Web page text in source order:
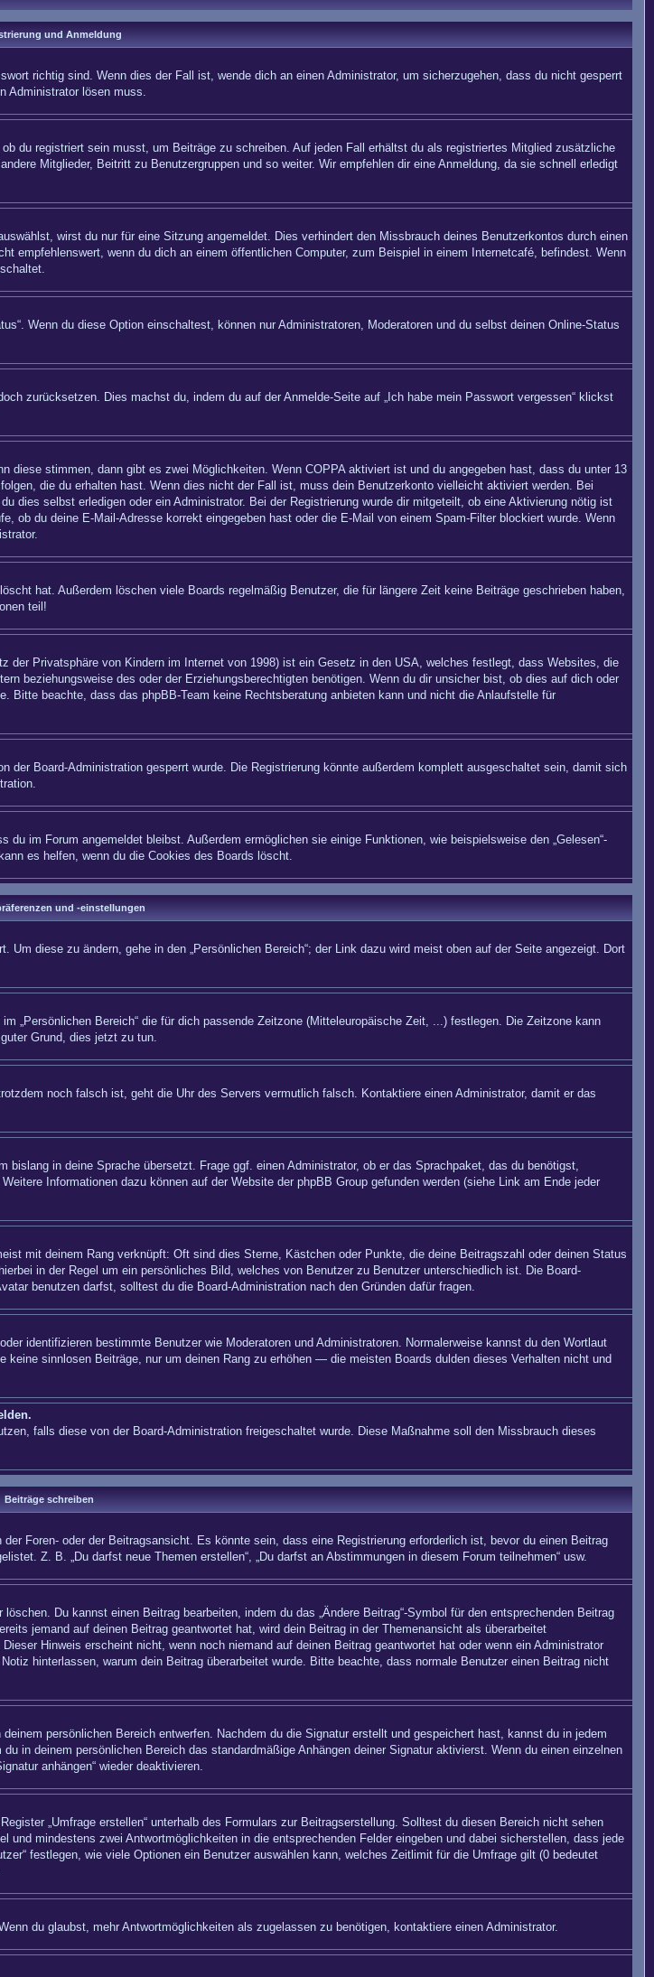
und Anmeldung
richtig sind. Wenn dies der Fall ist, wende dich an einen Administrator, um sicherzugehen, dass du nicht gesperrt
Administrator lösen muss.
du registriert sein musst, um Beiträge zu schreiben. Auf jeden Fall erhältst du als registriertes Mitglied zusätzliche
Mitglieder, Beitritt zu Benutzergruppen und so weiter. Wir empfehlen dir eine Anmeldung, da sie schnell erledigt
wirst du nur für eine Sitzung angemeldet. Dies verhindert den Missbrauch deines Benutzerkontos durch einen
empfehlenswert, wenn du dich an einem öffentlichen Computer, zum Beispiel in einem Internetcafé, befindest. Wenn
Wenn du diese Option einschaltest, können nur Administratoren, Moderatoren und du selbst deinen Online-Status
zurücksetzen. Dies machst du, indem du auf der Anmelde-Seite auf „Ich habe mein Passwort vergessen“ klickst
diese stimmen, dann gibt es zwei Möglichkeiten. Wenn COPPAaktiviert ist und du angegeben hast, dass du unter 13
die du erhalten hast. Wenn dies nicht der Fall ist, muss dein Benutzerkonto vielleicht aktiviert werden. Bei
dies selbst erledigen oder ein Administrator. Bei der Registrierung wurde dir mitgeteilt, ob eine Aktivierung nötig ist
ob du deine E-Mail-Adresse korrekt eingegeben hast oder die E-Mail von einem Spam-Filter blockiert wurde. Wenn
hat. Außerdem löschen viele Boards regelmäßig Benutzer, die für längere Zeit keine Beiträge geschrieben haben,
teil!
Privatsphäre von Kindern im Internet von 1998) ist ein Gesetz in den USA, welches festlegt, dass Websites, die
beziehungsweise des oder der Erziehungsberechtigten benötigen. Wenn du dir unsicher bist, ob dies auf dich oder
beachte, dass das phpBB-Team keine Rechtsberatung anbieten kann und nicht die Anlaufstelle für
Board-Administration gesperrt wurde. Die Registrierung könnte außerdem komplett ausgeschaltet sein, damit sich
im Forum angemeldet bleibst. Außerdem ermöglichen sie einige Funktionen, wie beispielsweise den „Gelesen“-
es helfen, wenn du die Cookies des Boards löscht.
und -einstellungen
diese zu ändern, gehe in den „Persönlichen Bereich“; der Link dazu wird meist oben auf der Seite angezeigt. Dort
„Persönlichen Bereich“ die für dich passende Zeitzone (Mitteleuropäische Zeit, ...) festlegen. Die Zeitzone kann
Grund, dies jetzt zu tun.
noch falsch ist, geht die Uhr des Servers vermutlich falsch. Kontaktiere einen Administrator, damit er das
in deine Sprache übersetzt. Frage ggf. einen Administrator, ob er das Sprachpaket, das du benötigst,
Informationen dazu können auf der Website der phpBB Group gefunden werden (siehe Link am Ende jeder
mit deinem Rang verknüpft: Oft sind dies Sterne, Kästchen oder Punkte, die deine Beitragszahl oder deinen Status
in der Regel um ein persönliches Bild, welches von Benutzer zu Benutzer unterschiedlich ist. Die Board-
benutzen darfst, solltest du die Board-Administration nach den Gründen dafür fragen.
identifizieren bestimmte Benutzer wie Moderatoren und Administratoren. Normalerweise kannst du den Wortlaut
sinnlosen Beiträge, nur um deinen Rang zu erhöhen — die meisten Boards dulden dieses Verhalten nicht und
falls diese von der Board-Administration freigeschaltet wurde. Diese Maßnahme soll den Missbrauch dieses
Beiträge schreiben
Foren- oder der Beitragsansicht. Es könnte sein, dass eine Registrierung erforderlich ist, bevor du einen Beitrag
Z. B. „Du darfst neue Themen erstellen“, „Du darfst an Abstimmungen in diesem Forum teilnehmen“ usw.
Du kannst einen Beitrag bearbeiten, indem du das „Ändere Beitrag“-Symbol für den entsprechenden Beitrag
jemand auf deinen Beitrag geantwortet hat, wird dein Beitrag in der Themenansicht als überarbeitet
Hinweis erscheint nicht, wenn noch niemand auf deinen Beitrag geantwortet hat oder wenn ein Administrator
hinterlassen, warum dein Beitrag überarbeitet wurde. Bitte beachte, dass normale Benutzer einen Beitrag nicht
persönlichen Bereich entwerfen. Nachdem du die Signatur erstellt und gespeichert hast, kannst du in jedem
in deinem persönlichen Bereich das standardmäßige Anhängen deiner Signatur aktivierst. Wenn du einen einzelnen
anhängen“ wieder deaktivieren.
„Umfrage erstellen“ unterhalb des Formulars zur Beitragserstellung. Solltest du diesen Bereich nicht sehen
mindestens zwei Antwortmöglichkeiten in die entsprechenden Felder eingeben und dabei sicherstellen, dass jede
festlegen, wie viele Optionen ein Benutzer auswählen kann, welches Zeitlimit für die Umfrage gilt (0 bedeutet
du glaubst, mehr Antwortmöglichkeiten als zugelassen zu benötigen, kontaktiere einen Administrator.